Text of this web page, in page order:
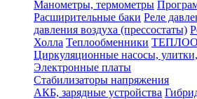
Манометры, термометры
Расширительные баки Реле
давления воздуха (прессостаты)
Холла Теплообменники
Циркуляционные насосы,
Электронные платы
Стабилизаторы напряжения
АКБ, зарядные устройства